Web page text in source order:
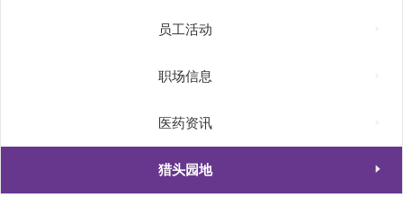
员工活动
职场信息
医药资讯
猎头园地 